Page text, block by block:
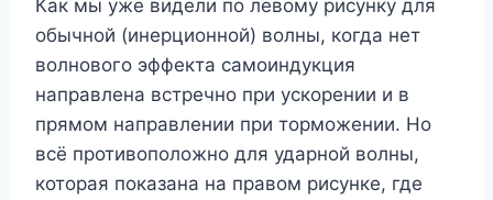
Как мы уже видели по левому рисунку для
обычной (инерционной) волны, когда нет
волнового эффекта самоиндукция
направлена встречно при ускорении и в
прямом направлении при торможении. Но
всё противоположно для ударной волны,
которая показана на правом рисунке, где